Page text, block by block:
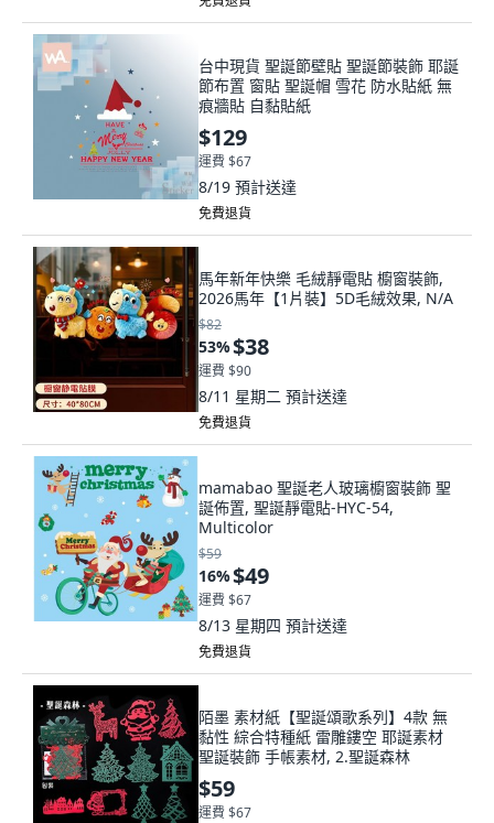
台中現貨 聖誕節壁貼 聖誕節裝飾 耶誕
節布置 窗貼 聖誕帽 雪花 防水貼紙 無
痕牆貼 自黏貼紙
$129
運費 $67
8/19 預計送達
免費退貨
馬年新年快樂 毛絨靜電貼 櫥窗裝飾,
2026馬年【1片裝】5D毛絨效果, N/A
$82
53%$38
運費 $90
8/11 星期二 預計送達
免費退貨
mamabao 聖誕老人玻璃櫥窗裝飾 聖
誕佈置, 聖誕靜電貼-HYC-54,
Multicolor
$59
16%$49
運費 $67
8/13 星期四 預計送達
免費退貨
陌墨 素材紙【聖誕頌歌系列】4款 無
黏性 綜合特種紙 雷雕鏤空 耶誕素材
聖誕裝飾 手帳素材, 2.聖誕森林
$59
運費 $67